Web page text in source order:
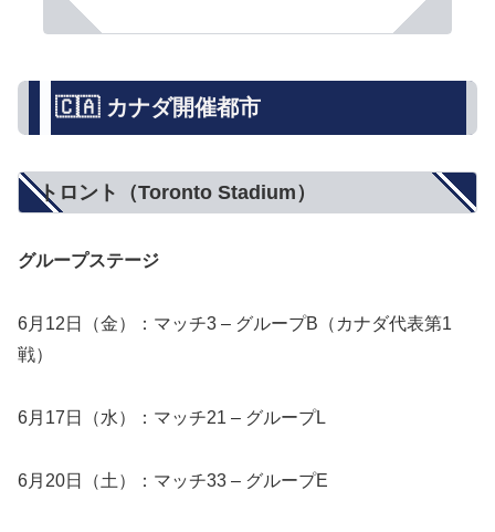
🇨🇦 カナダ開催都市
トロント（Toronto Stadium）
グループステージ
6月12日（金）：マッチ3 – グループB（カナダ代表第1
戦）
6月17日（水）：マッチ21 – グループL
6月20日（土）：マッチ33 – グループE